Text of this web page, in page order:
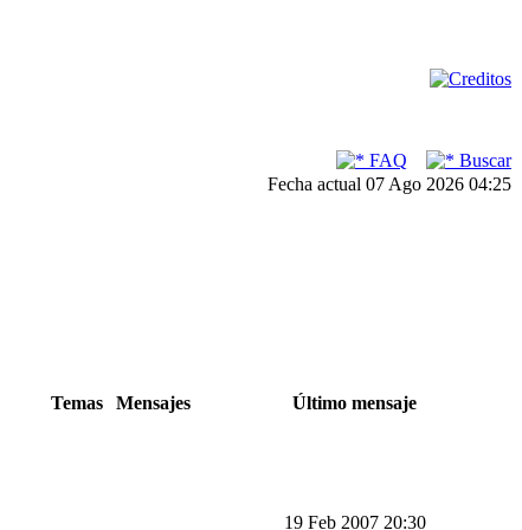
FAQ
Buscar
Fecha actual 07 Ago 2026 04:25
Temas Mensajes Último mensaje
19 Feb 2007 20:30